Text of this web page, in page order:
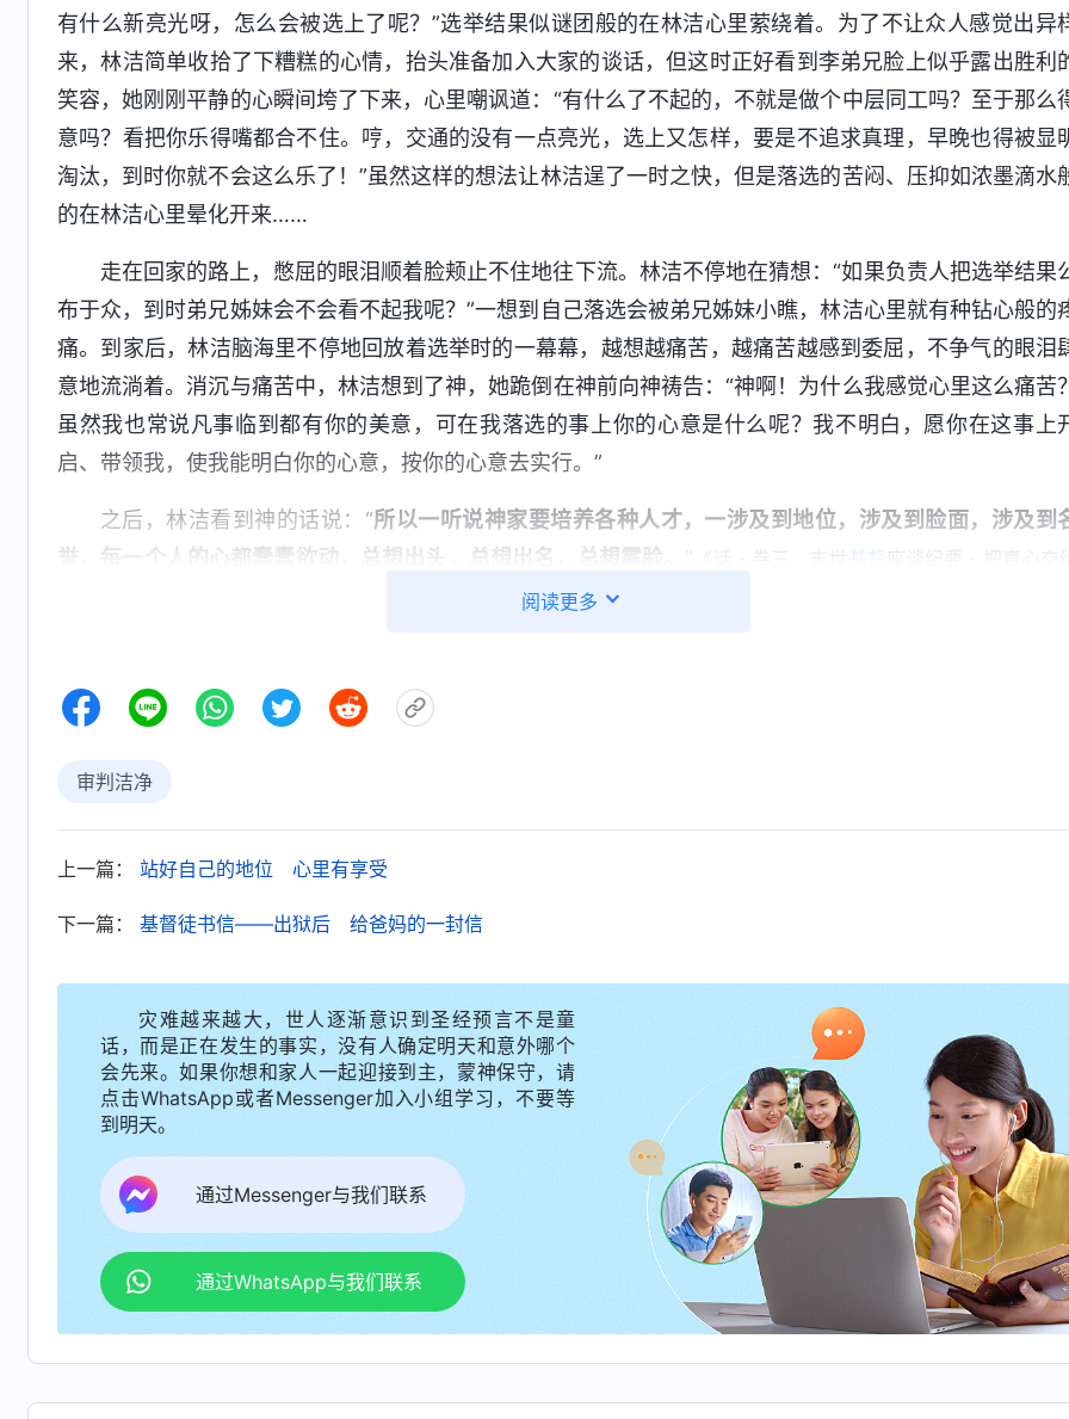
有什么新亮光呀，怎么会被选上了呢？”选举结果似谜团般的在林洁心里萦绕着。为了不让众人感觉出异
来，林洁简单收拾了下糟糕的心情，抬头准备加入大家的谈话，但这时正好看到李弟兄脸上似乎露出胜利
笑容，她刚刚平静的心瞬间垮了下来，心里嘲讽道：“有什么了不起的，不就是做个中层同工吗？至于那么
意吗？看把你乐得嘴都合不住。哼，交通的没有一点亮光，选上又怎样，要是不追求真理，早晚也得被显
淘汰，到时你就不会这么乐了！”虽然这样的想法让林洁逞了一时之快，但是落选的苦闷、压抑如浓墨滴水
的在林洁心里晕化开来……
走在回家的路上，憋屈的眼泪顺着脸颊止不住地往下流。林洁不停地在猜想：“如果负责人把选举结果
布于众，到时弟兄姊妹会不会看不起我呢？”一想到自己落选会被弟兄姊妹小瞧，林洁心里就有种钻心般的
痛。到家后，林洁脑海里不停地回放着选举时的一幕幕，越想越痛苦，越痛苦越感到委屈，不争气的眼泪
意地流淌着。消沉与痛苦中，林洁想到了神，她跪倒在神前向神祷告：“神啊！为什么我感觉心里这么痛苦？
虽然我也常说凡事临到都有你的美意，可在我落选的事上你的心意是什么呢？我不明白，愿你在这事上
启、带领我，使我能明白你的心意，按你的心意去实行。”
之后，林洁看到神的话说：“所以一听说神家要培养各种人才，一涉及到地位，涉及到脸面，涉及到
誉，每一个人的心都蠢蠢欲动，总想出头，总想出名，总想露脸。
” 《话・卷三 末世 基督 座谈纪要・把真心交
又看到交通讲道中说：“在教会里所有不追求真理的人都注重什么，他们都做了什么，他们的
方面他都回避不接受，那他注重什么呢？追求权力、名誉，争夺带领工人的地位，他所做的一切都是为这些
感和信任，让人赞成他、听他的、维护他，最后达到当选带领工人的目的，他所忙活的都是这些事。这样的
人是不是追求真理的人？不是追求真理的人。”《讲道交通（七）・经历神的作工要达到蒙拯救最主要得具
什么》林洁站起来抬头看着窗外的月光，在房间里来回踱步，反复揣摩着这些神的话和讲道交通：涉及到名
的人。是呀，想想信神这几年风里来雨里去，为教会工作奔忙花费，从来都没有想过自己是不是追求真理的
人，林洁冷静下来思量着，当她接到带领信息的时候，激动得半宿没睡着觉，想到自己要是能选上中层同
负责的范围大，接触的人多，讲道作工能得到更多弟兄姊妹的高看，那多风光、露脸……想到这里，林洁愣
住了，信神多年总是夸夸其谈，一直以追求真理标榜自己的她，在事实的显明中，她不得不承认自己都是在
为地位忙活，就是喜爱地位名利、自私卑鄙的小人，根本不是什么追求真理的人。此时，林洁落选的苦闷似
乎逐渐消散开来。
阅读更多
审判洁净
上一篇： 站好自己的地位 心里有享受
下一篇： 基督徒书信——出狱后 给爸妈的一封信
灾难越来越大，世人逐渐意识到圣经预言不是童
话，而是正在发生的事实，没有人确定明天和意外哪个
会先来。如果你想和家人一起迎接到主，蒙神保守，请
点击WhatsApp或者Messenger加入小组学习，不要等
到明天。
通过Messenger与我们联系
通过WhatsApp与我们联系